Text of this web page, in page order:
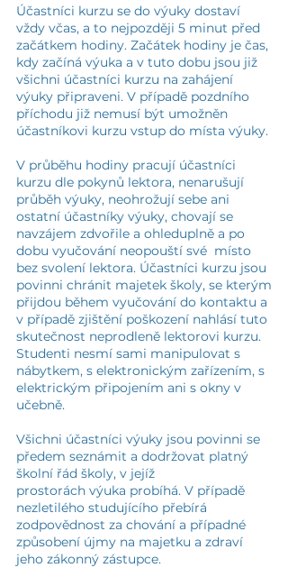
Účastníci kurzu se do výuky dostaví
vždy včas, a to nejpozději 5 minut před
začátkem hodiny. Začátek hodiny je čas,
kdy začíná výuka a v tuto dobu jsou již
všichni účastníci kurzu na zahájení
výuky připraveni. V případě pozdního
příchodu již nemusí být umožněn
účastníkovi kurzu vstup do místa výuky.
V průběhu hodiny pracují účastníci
kurzu dle pokynů lektora, nenarušují
průběh výuky, neohrožují sebe ani
ostatní účastníky výuky, chovají se
navzájem zdvořile a ohleduplně a po
dobu vyučování neopouští své místo
bez svolení lektora. Účastníci kurzu jsou
povinni chránit majetek školy, se kterým
přijdou během vyučování do kontaktu a
v případě zjištění poškození nahlásí tuto
skutečnost neprodleně lektorovi kurzu.
Studenti nesmí sami manipulovat s
nábytkem, s elektronickým zařízením, s
elektrickým připojením ani s okny v
učebně.
Všichni účastníci výuky jsou povinni se
předem seznámit a dodržovat platný
školní řád školy, v jejíž
prostorách výuka probíhá. V případě
nezletilého studujícího přebírá
zodpovědnost za chování a případné
způsobení újmy na majetku a zdraví
jeho zákonný zástupce.